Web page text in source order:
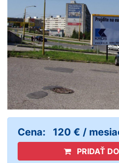
Cena: 120 € /
PRIDAŤ